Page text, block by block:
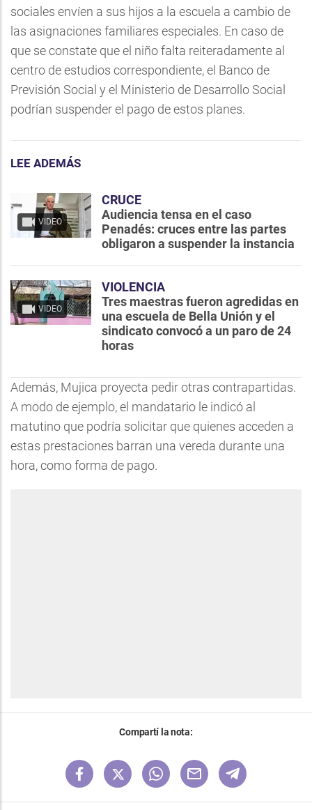
sociales envíen a sus hijos a la escuela a cambio de
las asignaciones familiares especiales. En caso de
que se constate que el niño falta reiteradamente al
centro de estudios correspondiente, el Banco de
Previsión Social y el Ministerio de Desarrollo Social
podrían suspender el pago de estos planes.
LEE ADEMÁS
VIDEO
CRUCE
Audiencia tensa en el caso
Penadés: cruces entre las partes
obligaron a suspender la instancia
VIDEO
VIOLENCIA
Tres maestras fueron agredidas en
una escuela de Bella Unión y el
sindicato convocó a un paro de 24
horas
Además, Mujica proyecta pedir otras contrapartidas.
A modo de ejemplo, el mandatario le indicó al
matutino que podría solicitar que quienes acceden a
estas prestaciones barran una vereda durante una
hora, como forma de pago.
Compartí la nota: